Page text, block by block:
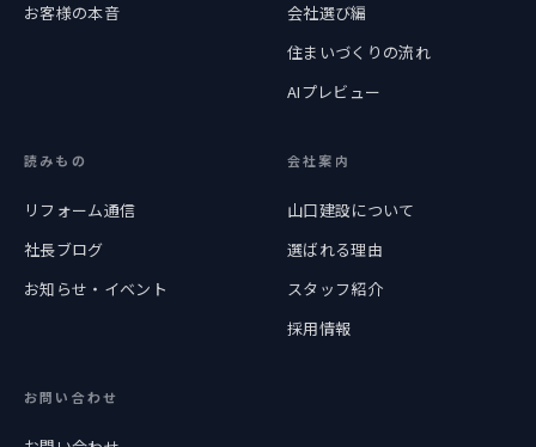
お客様の本音
会社選び編
住まいづくりの流れ
AIプレビュー
読みもの
リフォーム通信
社長ブログ
お知らせ・イベント
会社案内
山口建設について
選ばれる理由
スタッフ紹介
採用情報
お問い合わせ